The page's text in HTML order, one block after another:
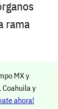
rama
MX y
y
ahora!